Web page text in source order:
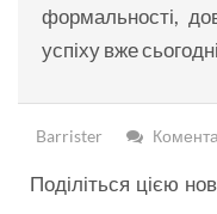
формальності,
успіху вже
Barrister
Поділіться цією